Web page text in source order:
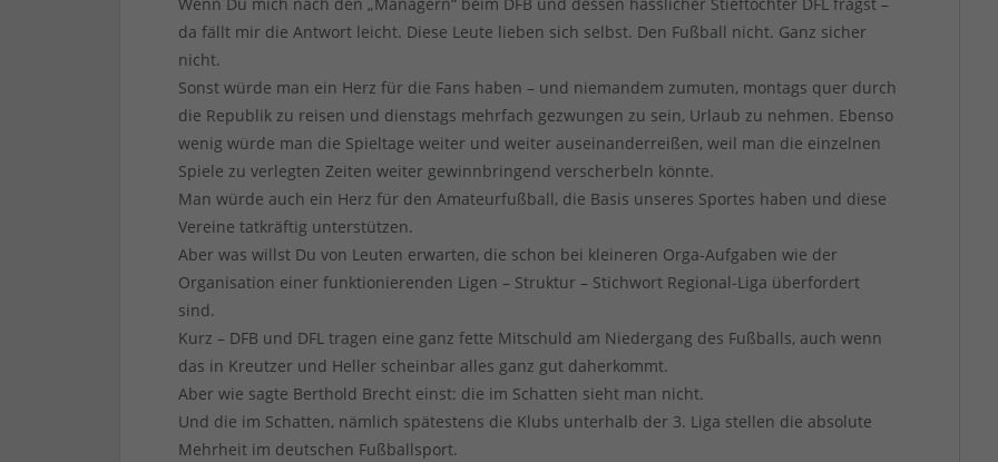
Wenn Du mich nach den „Managern“ beim DFB und dessen hässlicher Stieftochter DFL fragst –
da fällt mir die Antwort leicht. Diese Leute lieben sich selbst. Den Fußball nicht. Ganz sicher
nicht.
Sonst würde man ein Herz für die Fans haben – und niemandem zumuten, montags quer durch
die Republik zu reisen und dienstags mehrfach gezwungen zu sein, Urlaub zu nehmen. Ebenso
wenig würde man die Spieltage weiter und weiter auseinanderreißen, weil man die einzelnen
Spiele zu verlegten Zeiten weiter gewinnbringend verscherbeln könnte.
Man würde auch ein Herz für den Amateurfußball, die Basis unseres Sportes haben und diese
Vereine tatkräftig unterstützen.
Aber was willst Du von Leuten erwarten, die schon bei kleineren Orga-Aufgaben wie der
Organisation einer funktionierenden Ligen – Struktur – Stichwort Regional-Liga überfordert
sind.
Kurz – DFB und DFL tragen eine ganz fette Mitschuld am Niedergang des Fußballs, auch wenn
das in Kreutzer und Heller scheinbar alles ganz gut daherkommt.
Aber wie sagte Berthold Brecht einst: die im Schatten sieht man nicht.
Und die im Schatten, nämlich spätestens die Klubs unterhalb der 3. Liga stellen die absolute
Mehrheit im deutschen Fußballsport.